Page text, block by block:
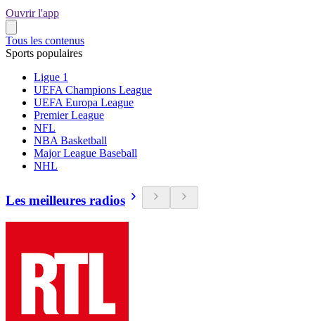
Ouvrir l'app
Tous les contenus
Sports populaires
Ligue 1
UEFA Champions League
UEFA Europa League
Premier League
NFL
NBA Basketball
Major League Baseball
NHL
Les meilleures radios